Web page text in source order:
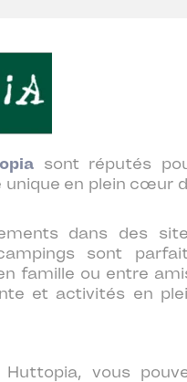
sont réputés
unique en plein cœur
dans des
sont
famille ou entre
et activités en
vous